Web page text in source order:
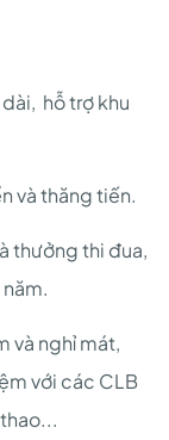
hỗ trợ khu
và thăng tiến.
thưởng thi đua,
và nghỉ mát,
với các CLB